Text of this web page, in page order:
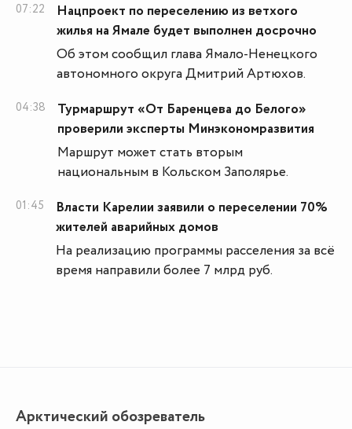
07:22
Нацпроект по переселению из ветхого
жилья на Ямале будет выполнен досрочно
Об этом сообщил глава Ямало-Ненецкого
автономного округа Дмитрий Артюхов.
04:38
Турмаршрут «От Баренцева до Белого»
проверили эксперты Минэкономразвития
Маршрут может стать вторым
национальным в Кольском Заполярье.
01:45
Власти Карелии заявили о переселении 70%
жителей аварийных домов
На реализацию программы расселения за всё
время направили более 7 млрд руб.
Арктический обозреватель